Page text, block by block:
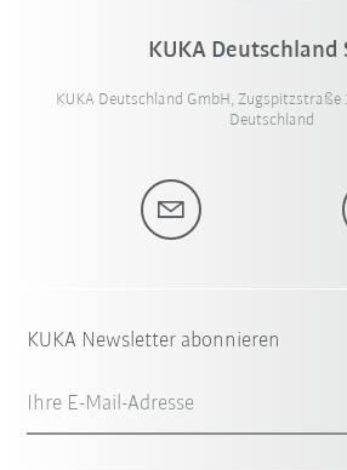
KUKA Deutschland
KUKA Deutschland GmbH, Zugspitzstraße
Deutschland
KUKA Newsletter abonnieren
Ihre E-Mail-Adresse